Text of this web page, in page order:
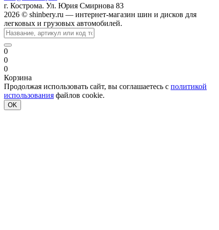
г. Кострома. Ул. Юрия Смирнова 83
2026 © shinbery.ru — интернет-магазин шин и дисков для
легковых и грузовых автомобилей.
0
0
0
Корзина
Продолжая использовать сайт, вы соглашаетесь с политикой
использования файлов cookie.
OK